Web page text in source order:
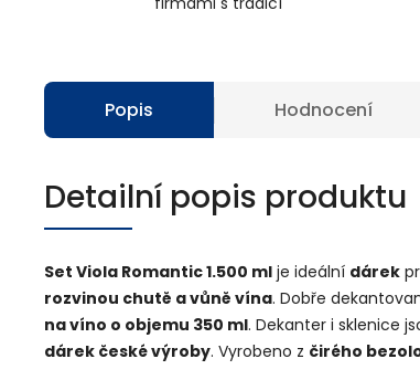
Popis Hodnocení
Detailní popis produktu
Set Viola Romantic 1.500 ml je ideální dárek
rozvinou chutě a vůně vína. Dobře
na víno o objemu 350 ml. Dekanter i sklenice
dárek české výroby. Vyrobeno z čirého